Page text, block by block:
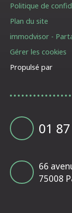
Politique de
Plan du site
immodvisor -
Gérer les cookies
Propulsé par
01
66
75008